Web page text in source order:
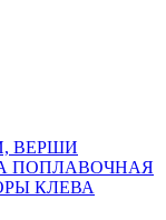
ВЕРШИ
ПОПЛАВОЧНАЯ
КЛЕВА